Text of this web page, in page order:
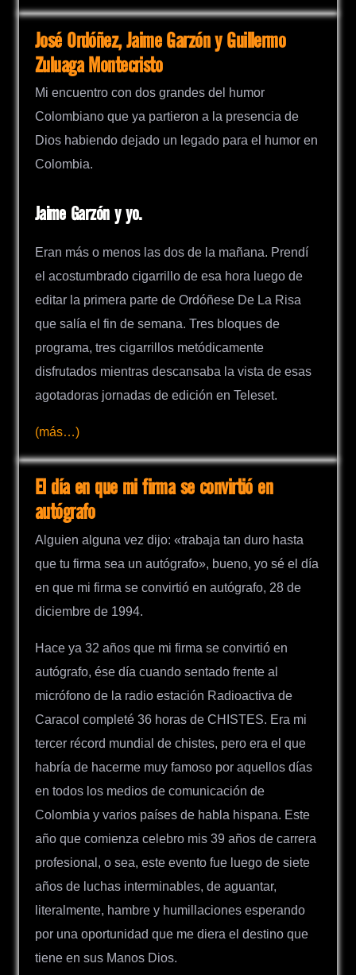
José Ordóñez, Jaime Garzón y Guillermo
Zuluaga Montecristo
Mi encuentro con dos grandes del humor
Colombiano que ya partieron a la presencia de
Dios habiendo dejado un legado para el humor en
Colombia.
Jaime Garzón y yo.
Eran más o menos las dos de la mañana. Prendí
el acostumbrado cigarrillo de esa hora luego de
editar la primera parte de Ordóñese De La Risa
que salía el fin de semana. Tres bloques de
programa, tres cigarrillos metódicamente
disfrutados mientras descansaba la vista de esas
agotadoras jornadas de edición en Teleset.
(más…)
El día en que mi firma se convirtió en
autógrafo
Alguien alguna vez dijo: «trabaja tan duro hasta
que tu firma sea un autógrafo», bueno, yo sé el día
en que mi firma se convirtió en autógrafo, 28 de
diciembre de 1994.
Hace ya 32 años que mi firma se convirtió en
autógrafo, ése día cuando sentado frente al
micrófono de la radio estación Radioactiva de
Caracol completé 36 horas de CHISTES. Era mi
tercer récord mundial de chistes, pero era el que
habría de hacerme muy famoso por aquellos días
en todos los medios de comunicación de
Colombia y varios países de habla hispana. Este
año que comienza celebro mis 39 años de carrera
profesional, o sea, este evento fue luego de siete
años de luchas interminables, de aguantar,
literalmente, hambre y humillaciones esperando
por una oportunidad que me diera el destino que
tiene en sus Manos Dios.